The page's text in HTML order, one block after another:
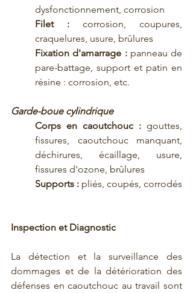
dysfonctionnement, corrosion
Filet : corrosion, coupures,
craquelures, usure, brûlures
Fixation d'amarrage : panneau de
pare-battage, support et patin en
résine : corrosion, etc.
Garde-boue cylindrique
Corps en caoutchouc : gouttes,
fissures, caoutchouc manquant,
déchirures, écaillage, usure,
fissures d'ozone, brûlures
Supports : pliés, coupés, corrodés
Inspection et Diagnostic
La détection et la surveillance des
dommages et de la détérioration des
défenses en caoutchouc au travail sont